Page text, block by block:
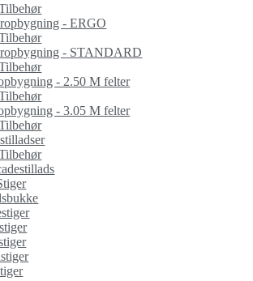
- ERGO
- STANDARD
- 2.50 M felter
- 3.05 M felter